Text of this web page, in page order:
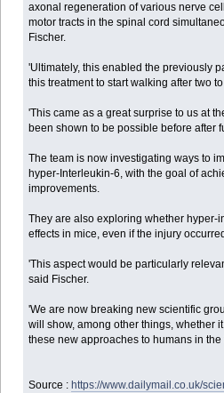
axonal regeneration of various nerve
motor tracts in the spinal cord
Fischer.
'Ultimately, this enabled the previously
this treatment to start walking after two
'This came as a great surprise to us at
been shown to be possible before after
The team is now investigating ways to
hyper-Interleukin-6, with the goal of
improvements.
They are also exploring whether hyper-
effects in mice, even if the injury
'This aspect would be particularly
said Fischer.
'We are now breaking new scientific
will show, among other things, whether
these new approaches to humans in the
Source : https://www.dailymail.co.uk/